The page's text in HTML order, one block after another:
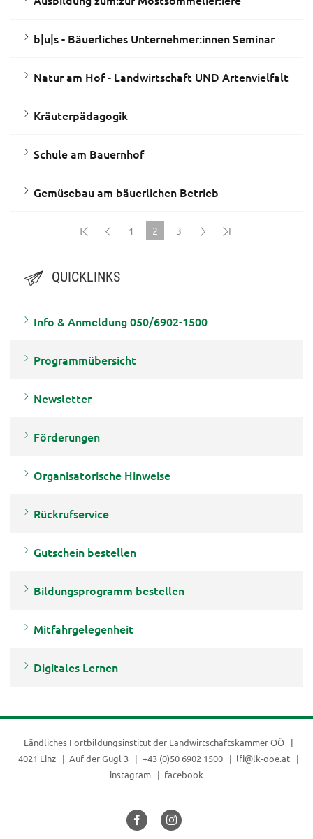
b|u|s - Bäuerliches Unternehmer:innen Seminar
Natur am Hof - Landwirtschaft UND Artenvielfalt
Kräuterpädagogik
Schule am Bauernhof
Gemüsebau am bäuerlichen Betrieb
1
2
3
QUICKLINKS
Info & Anmeldung 050/6902-1500
Programmübersicht
Newsletter
Förderungen
Organisatorische Hinweise
Rückrufservice
Gutschein bestellen
Bildungsprogramm bestellen
Mitfahrgelegenheit
Digitales Lernen
Ländliches Fortbildungsinstitut der Landwirtschaftskammer OÖ
4021 Linz
Auf der Gugl 3 +43 (0)50 6902 1500
lfi@lk-ooe.at
instagram
facebook